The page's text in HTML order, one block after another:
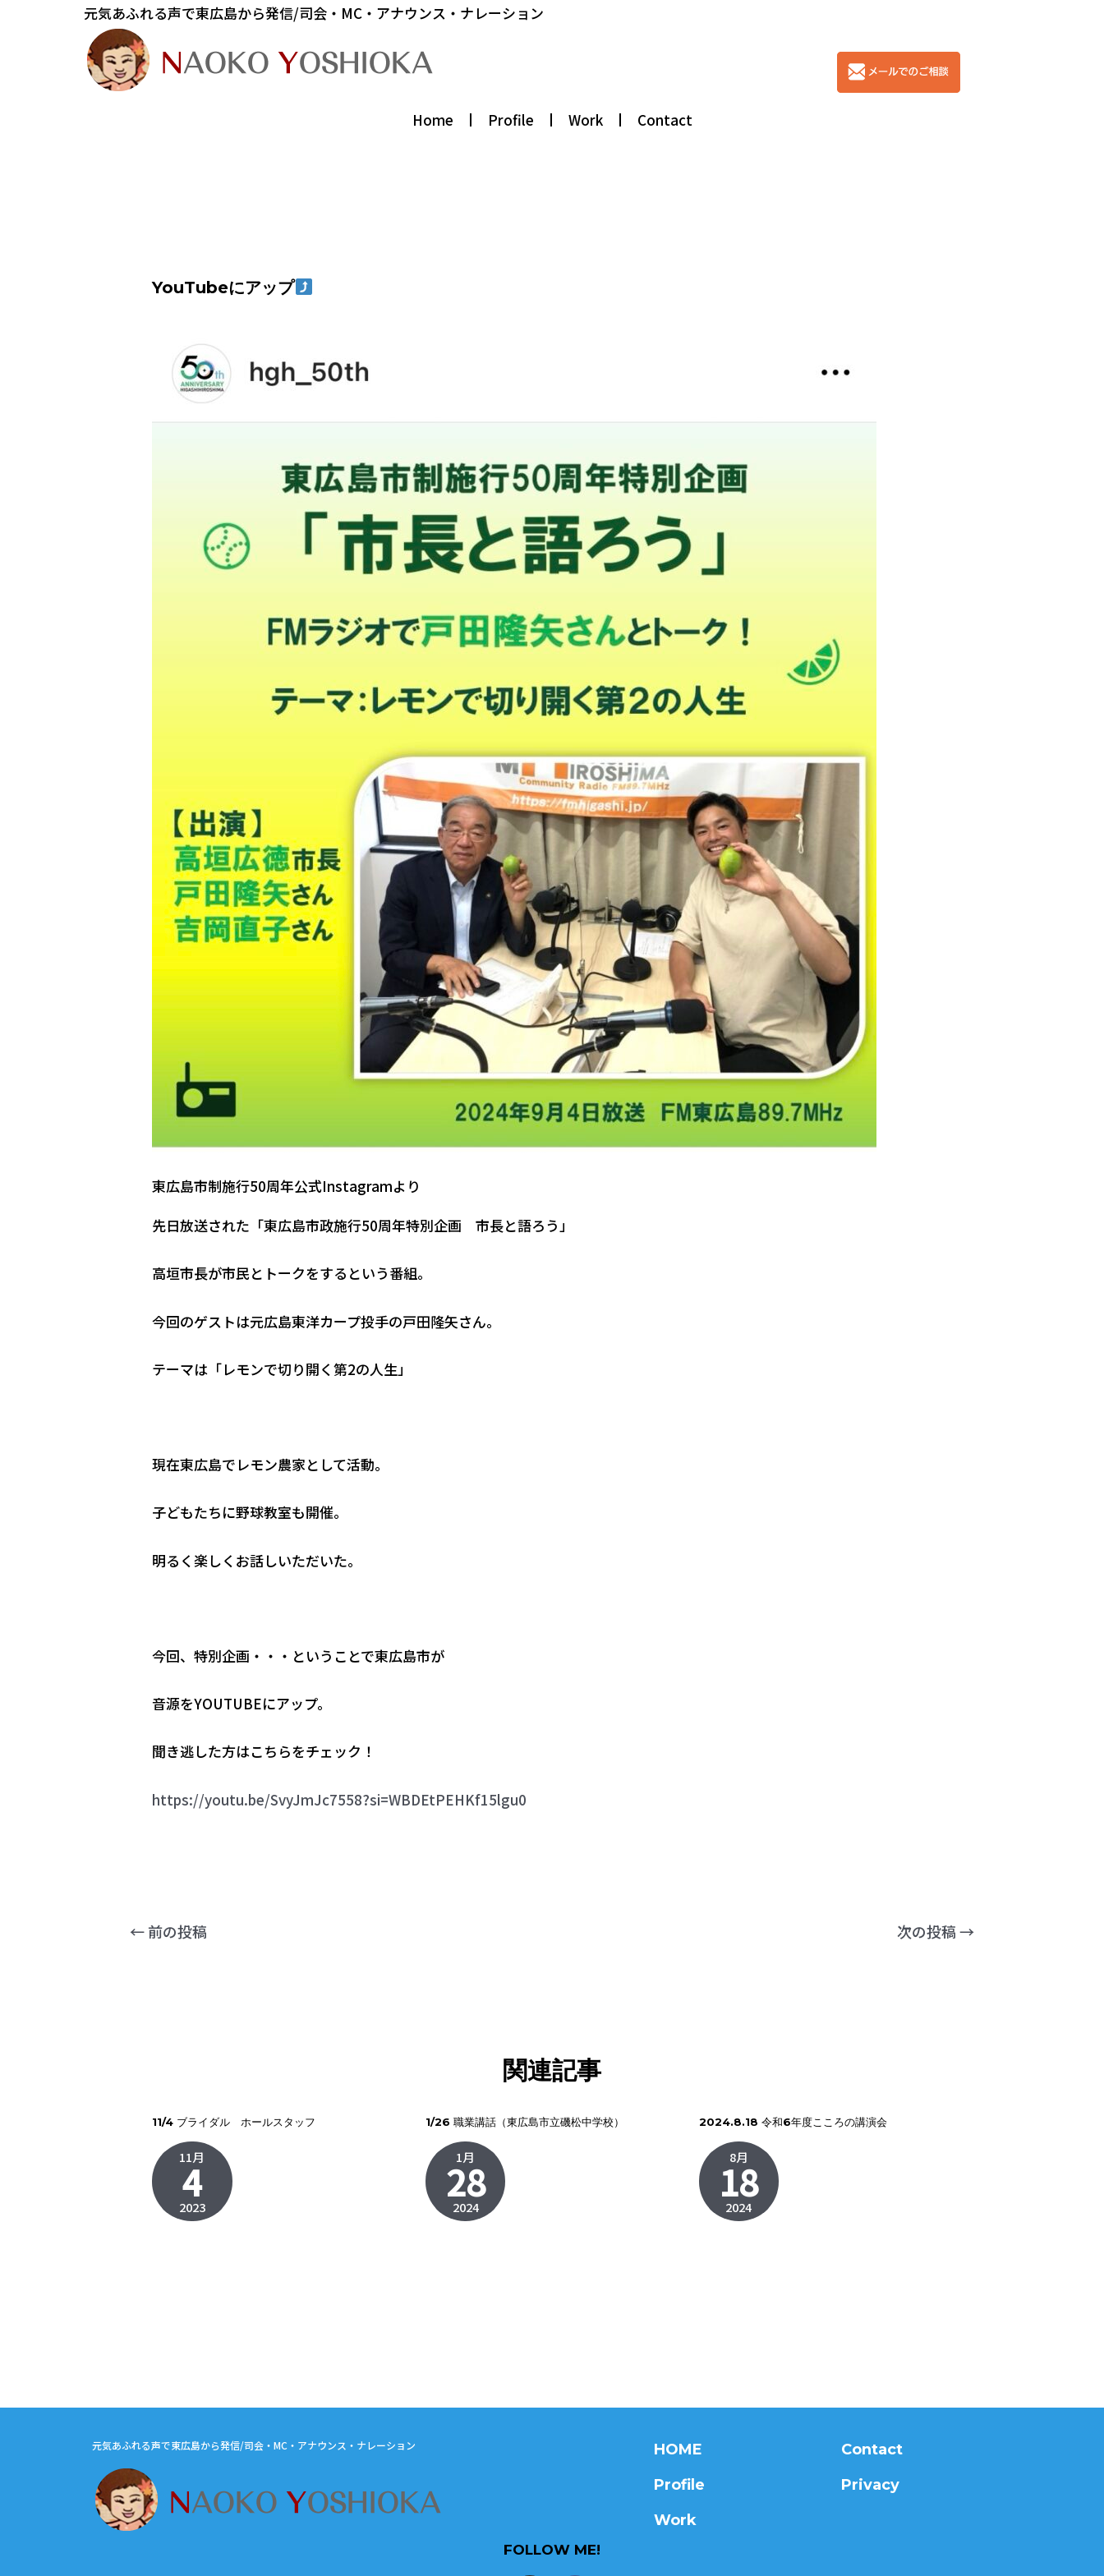
元気あふれる声で東広島から発信/司会・MC・アナウンス・ナレーション
Home Profile Work Contact
YouTubeにアップ
東広島市制施行50周年公式Instagramより
先日放送された「東広島市政施行50周年特別企画 市長と語ろう」
高垣市長が市民とトークをするという番組。
今回のゲストは元広島東洋カープ投手の戸田隆矢さん。
テーマは「レモンで切り開く第2の人生」
現在東広島でレモン農家として活動。
子どもたちに野球教室も開催。
明るく楽しくお話しいただいた。
今回、特別企画・・・ということで東広島市が
音源をYOUTUBEにアップ。
聞き逃した方はこちらをチェック！
https://youtu.be/SvyJmJc7558?si=WBDEtPEHKf15lgu0
←前の投稿 次の投稿→
関連記事
11/4 ブライダル ホールスタッフ
11月
4
2023
1/26 職業講話（東広島市立磯松中学校）
1月
28
2024
2024.8.18 令和6年度こころの講演会
8月
18
2024
元気あふれる声で東広島から発信/司会・MC・アナウンス・ナレーション
HOME
Profile
Work
Contact
Privacy
FOLLOW ME!